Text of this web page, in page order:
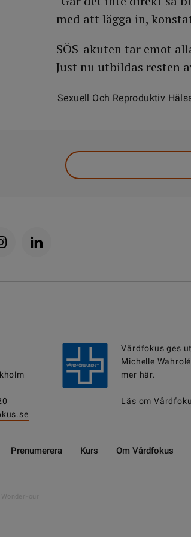
med att lägga in,
SÖS-akuten tar emot
Just nu utbildas resten
Sexuell Och Reproduktiv
Vårdfokus ges
Michelle
mer här.
Läs om
Prenumerera Kurs Om Vårdfokus
WonderFour